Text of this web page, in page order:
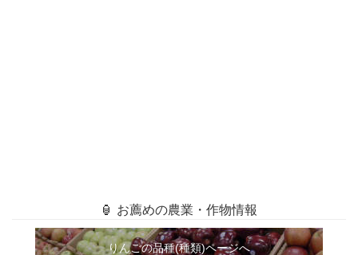
🏮 お薦めの農業・作物情報
りんごの品種(種類)ページへ